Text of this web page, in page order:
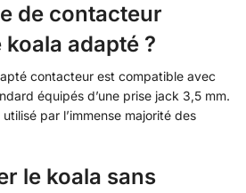
de contacteur
adapté ?
contacteur est compatible avec
équipés d’une prise jack 3,5 mm.
par l’immense majorité des
le koala sans